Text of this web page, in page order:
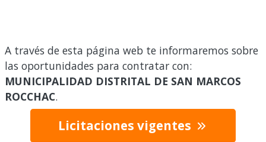
A través de esta página web te informaremos sobre
las oportunidades para contratar con:
MUNICIPALIDAD DISTRITAL DE SAN MARCOS
ROCCHAC.
Licitaciones vigentes